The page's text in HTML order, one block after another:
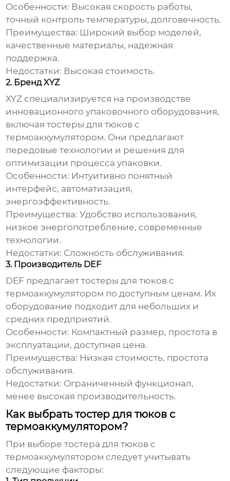
Особенности: Высокая скорость работы,
точный контроль температуры, долговечность.
Преимущества: Широкий выбор моделей,
качественные материалы, надежная
поддержка.
Недостатки: Высокая стоимость.
2. Бренд XYZ
XYZ специализируется на производстве
инновационного упаковочного оборудования,
включаятостеры для тюков с
термоаккумулятором. Они предлагают
передовые технологии и решения для
оптимизации процесса упаковки.
Особенности: Интуитивно понятный
интерфейс, автоматизация,
энергоэффективность.
Преимущества: Удобство использования,
низкое энергопотребление, современные
технологии.
Недостатки: Сложность обслуживания.
3. Производитель DEF
DEF предлагаеттостеры для тюков с
термоаккумулятором по доступным ценам. Их
оборудование подходит для небольших и
средних предприятий.
Особенности: Компактный размер, простота в
эксплуатации, доступная цена.
Преимущества: Низкая стоимость, простота
обслуживания.
Недостатки: Ограниченный функционал,
менее высокая производительность.
Как выбрать тостер для тюков с
термоаккумулятором?
При выборетостера для тюков с
термоаккумулятором следует учитывать
следующие факторы: